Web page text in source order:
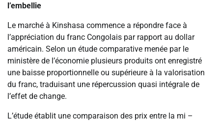
l’embellie
Le marché à Kinshasa commence a répondre face à
l’appréciation du franc Congolais par rapport au dollar
américain. Selon un étude comparative menée par le
ministère de l’économie plusieurs produits ont enregistré
une baisse proportionnelle ou supérieure à la valorisation
du franc, traduisant une répercussion quasi intégrale de
l’effet de change.
L’étude établit une comparaison des prix entre la mi –